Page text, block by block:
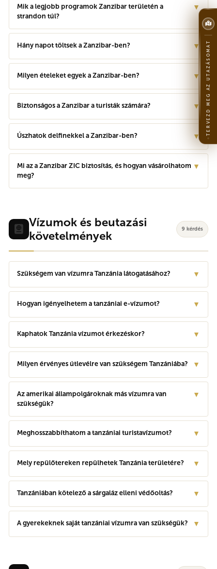
Mik a legjobb programok Zanzibar területén a
strandon túl?
▼
Hány napot töltsek a Zanzibar-ben? ▼
Milyen ételeket egyek a Zanzibar-ben? ▼
Biztonságos a Zanzibar a turisták számára? ▼
Úszhatok delfinekkel a Zanzibar-ben? ▼
Mi az a Zanzibar ZIC biztosítás, és hogyan vásárolhatom
meg?
▼
Vízumok és beutazási
követelmények
9 kérdés
Szükségem van vízumra Tanzánia látogatásához? ▼
Hogyan igényelhetem a tanzániai e-vízumot? ▼
Kaphatok Tanzánia vízumot érkezéskor? ▼
Milyen érvényes útlevélre van szükségem Tanzániába? ▼
Az amerikai állampolgároknak más vízumra van
szükségük?
▼
Meghosszabbíthatom a tanzániai turistavízumot? ▼
Mely repülőtereken repülhetek Tanzánia területére? ▼
Tanzániában kötelező a sárgaláz elleni védőoltás? ▼
A gyerekeknek saját tanzániai vízumra van szükségük? ▼
TERVEZD MEG AZ UTAZÁSOMAT